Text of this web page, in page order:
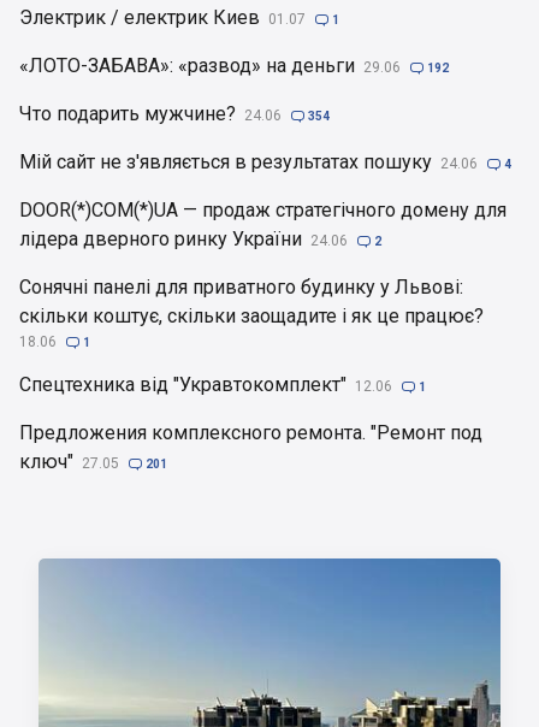
Электрик / електрик Киев 01.07  1
«ЛОТО-ЗАБАВА»: «развод» на деньги 29.06  192
Что подарить мужчине? 24.06  354
Мій сайт не з'являється в результатах пошуку 24.06  4
DOOR(*)COM(*)UA — продаж стратегічного домену для
лідера дверного ринку України 24.06  2
Сонячні панелі для приватного будинку у Львові:
скільки коштує, скільки заощадите і як це працює?
18.06  1
Спецтехника від "Укравтокомплект" 12.06  1
Предложения комплексного ремонта. "Ремонт под
ключ" 27.05  201